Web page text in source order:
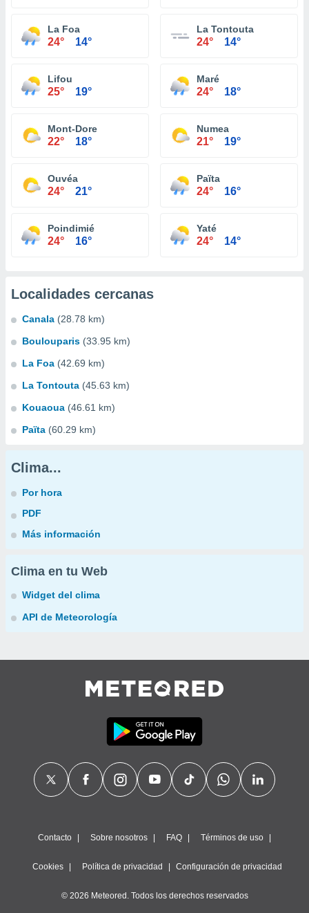
La Foa
24° 14°
La Tontouta
24° 14°
Lifou
25° 19°
Maré
24° 18°
Mont-Dore
22° 18°
Numea
21° 19°
Ouvéa
24° 21°
Païta
24° 16°
Poindimié
24° 16°
Yaté
24° 14°
Localidades cercanas
Canala (28.78 km)
Boulouparis (33.95 km)
La Foa (42.69 km)
La Tontouta (45.63 km)
Kouaoua (46.61 km)
Païta (60.29 km)
Clima...
Por hora
PDF
Más información
Clima en tu Web
Widget del clima
API de Meteorología
Contacto Sobre nosotros FAQ Términos de uso
Cookies Política de privacidad Configuración de privacidad
© 2026 Meteored. Todos los derechos reservados